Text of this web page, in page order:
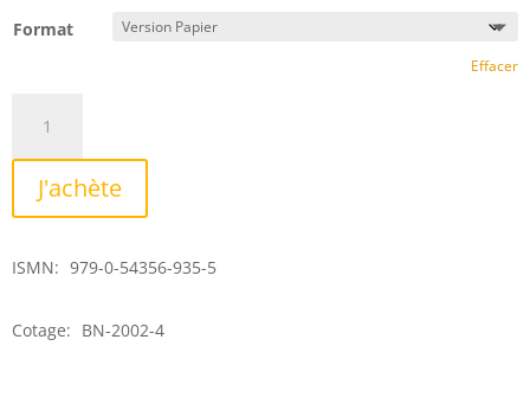
Format
Effacer
Vivent
vents
(volume
J'achète
ISMN: 979-0-54356-935-5
Cotage: BN-2002-4